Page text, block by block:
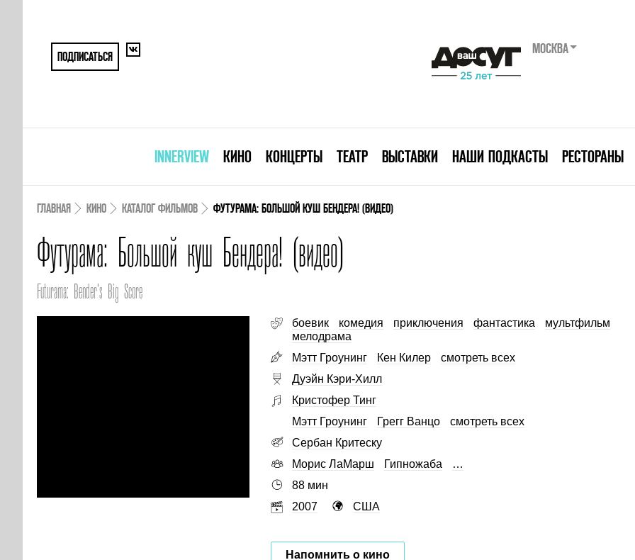
ПОДПИСАТЬСЯ
МОСКВА
INNERVIEW КИНО КОНЦЕРТЫ ТЕАТР ВЫСТАВКИ НАШИ ПОДКАСТЫ РЕСТОРАНЫ
ГЛАВНАЯ КИНО КАТАЛОГ ФИЛЬМОВ ФУТУРАМА: БОЛЬШОЙ КУШ БЕНДЕРА! (ВИДЕО)
Футурама: Большой куш Бендера! (видео)
Futurama: Bender's Big Score
боевик комедия приключения фантастика
мультфильм
мелодрама
Мэтт Гроунинг
Кен Килер
смотреть всех
Дуэйн Кэри-Хилл
Кристофер Тинг
Мэтт Гроунинг
Грегг Ванцо
смотреть всех
Сербан Критеску
Морис ЛаМарш
Гипножаба
…
88 мин
2007
США
Напомнить о кино